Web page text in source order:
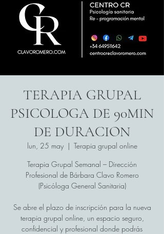
TERAPIA GRUPAL
PSICOLOGA DE 90MIN
DE DURACION
lun, 25 may
  |
Terapia grupal online
Terapia Grupal Semanal – Dirección
Profesional de Bárbara Clavo Romero
(Psicóloga General Sanitaria)
Se abre el plazo de inscripción para la nueva
terapia grupal online, un espacio seguro,
confidencial y profesional donde podrás